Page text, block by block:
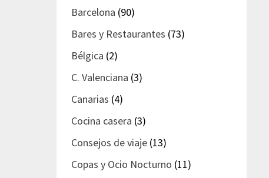
Barcelona (90)
Bares y Restaurantes (73)
Bélgica (2)
C. Valenciana (3)
Canarias (4)
Cocina casera (3)
Consejos de viaje (13)
Copas y Ocio Nocturno (11)